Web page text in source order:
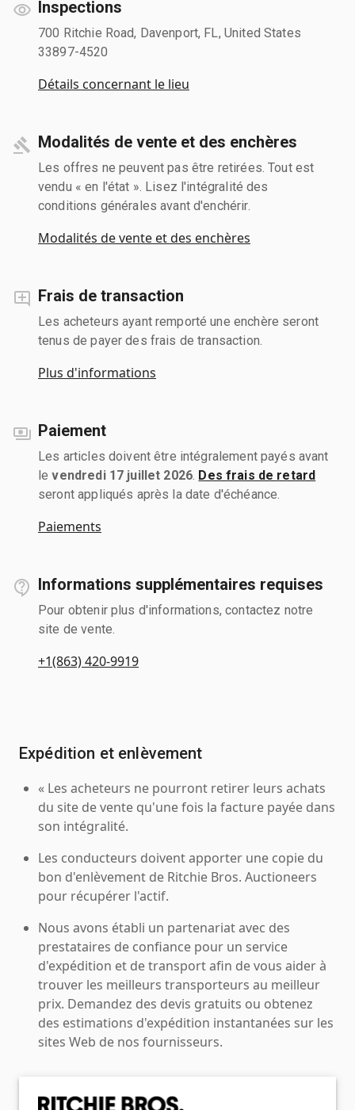
Inspections
700 Ritchie Road, Davenport, FL, United States
33897-4520
Détails concernant le lieu
Modalités de vente et des enchères
Les offres ne peuvent pas être retirées. Tout est
vendu « en l'état ». Lisez l'intégralité des
conditions générales avant d'enchérir.
Modalités de vente et des enchères
Frais de transaction
Les acheteurs ayant remporté une enchère seront
tenus de payer des frais de transaction.
Plus d'informations
Paiement
Les articles doivent être intégralement payés avant
levendredi 17 juillet 2026 Des frais de retard
seront appliqués après la date d'échéance.
Paiements
Informations supplémentaires requises
Pour obtenir plus d'informations, contactez notre
site de vente.
+1(863) 420-9919
Expédition et enlèvement
« Les acheteurs ne pourront retirer leurs achats
du site de vente qu'une fois la facture payée dans
son intégralité.
Les conducteurs doivent apporter une copie du
bon d'enlèvement de Ritchie Bros. Auctioneers
pour récupérer l'actif.
Nous avons établi un partenariat avec des
prestataires de confiance pour un service
d'expédition et de transport afin de vous aider à
trouver les meilleurs transporteurs au meilleur
prix. Demandez des devis gratuits ou obtenez
des estimations d'expédition instantanées sur les
sites Web de nos fournisseurs.